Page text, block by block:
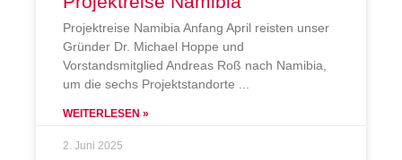
Projektreise Namibia Anfang April reisten unser
Gründer Dr. Michael Hoppe und
Vorstandsmitglied Andreas Roß nach Namibia,
um die sechs Projektstandorte
WEITERLESEN »
2. Juni 2025